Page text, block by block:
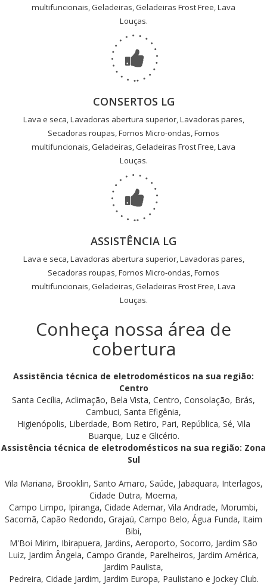
multifuncionais, Geladeiras, Geladeiras Frost Free, Lava
Louças.
CONSERTOS LG
Lava e seca, Lavadoras abertura superior, Lavadoras pares,
Secadoras roupas, Fornos Micro-ondas, Fornos
multifuncionais, Geladeiras, Geladeiras Frost Free, Lava
Louças.
ASSISTÊNCIA LG
Lava e seca, Lavadoras abertura superior, Lavadoras pares,
Secadoras roupas, Fornos Micro-ondas, Fornos
multifuncionais, Geladeiras, Geladeiras Frost Free, Lava
Louças.
Conheça nossa área de
cobertura
Assistência técnica de eletrodomésticos na sua região:
Centro
Santa Cecília, Aclimação, Bela Vista, Centro, Consolação, Brás,
Cambuci, Santa Efigênia,
Higienópolis, Liberdade, Bom Retiro, Pari, República, Sé, Vila
Buarque, Luz e Glicério.
Assistência técnica de eletrodomésticos na sua região: Zona
Sul
Vila Mariana, Brooklin, Santo Amaro, Saúde, Jabaquara, Interlagos,
Cidade Dutra, Moema,
Campo Limpo, Ipiranga, Cidade Ademar, Vila Andrade, Morumbi,
Sacomã, Capão Redondo, Grajaú, Campo Belo, Água Funda, Itaim
Bibi,
M'Boi Mirim, Ibirapuera, Jardins, Aeroporto, Socorro, Jardim São
Luiz, Jardim Ângela, Campo Grande, Parelheiros, Jardim América,
Jardim Paulista,
Pedreira, Cidade Jardim, Jardim Europa, Paulistano e Jockey Club.